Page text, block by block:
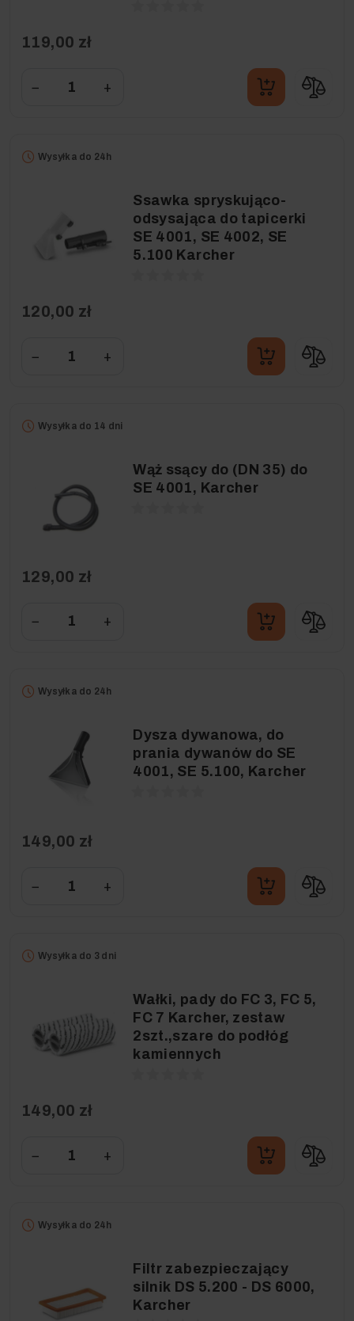
119,00 zł
− +
Wysyłka do 24h
Ssawka spryskująco-
odsysająca do tapicerki
SE 4001, SE 4002, SE
5.100 Karcher
120,00 zł
− +
Wysyłka do 14 dni
Wąż ssący do (DN 35) do
SE 4001, Karcher
129,00 zł
− +
Wysyłka do 24h
Dysza dywanowa, do
prania dywanów do SE
4001, SE 5.100, Karcher
149,00 zł
− +
Wysyłka do 3 dni
Wałki, pady do FC 3, FC 5,
FC 7 Karcher, zestaw
2szt.,szare do podłóg
kamiennych
149,00 zł
− +
Wysyłka do 24h
Filtr zabezpieczający
silnik DS 5.200 - DS 6000,
Karcher